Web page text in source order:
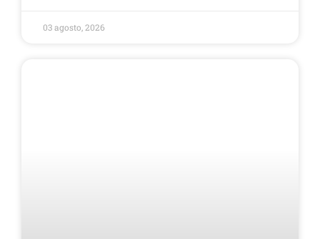
03 agosto, 2026